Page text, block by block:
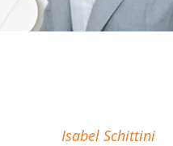
Isabel Schittini